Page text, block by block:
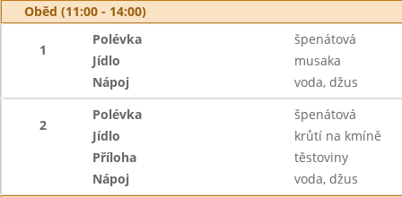
Oběd (11:00 - 14:00)
1
Polévka
špenátová
Jídlo
musaka
Nápoj
voda, džus
2
Polévka
špenátová
Jídlo
krůtí na kmíně
Příloha
těstoviny
Nápoj
voda, džus